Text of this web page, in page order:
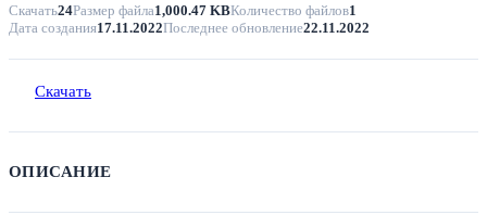
Скачать24Размер файла1,000.47 KBКоличество файлов1
Дата создания17.11.2022Последнее обновление22.11.2022
Скачать
ОПИСАНИЕ